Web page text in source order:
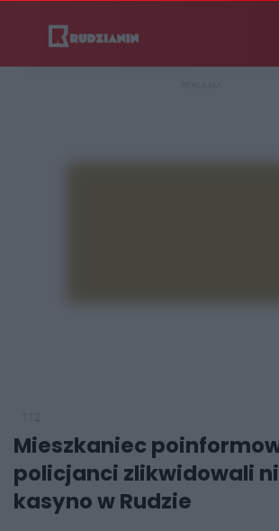
Mieszkaniec
policjanci zlikwidowali
kasyno w Rudzie